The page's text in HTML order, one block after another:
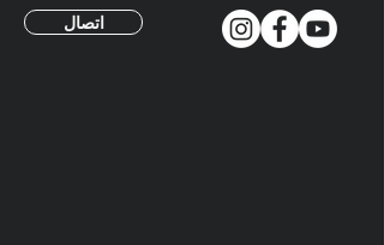
اتصال